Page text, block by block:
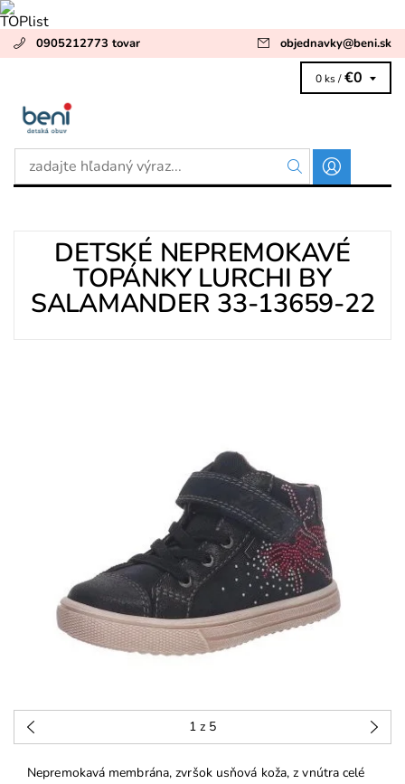
0905212773 tovar objednavky@beni.sk
0 ks / €0
DETSKÉ NEPREMOKAVÉ
TOPÁNKY LURCHI BY
SALAMANDER 33-13659-22
1 z 5
Nepremokavá membrána, zvršok usňová koža, z vnútra celé